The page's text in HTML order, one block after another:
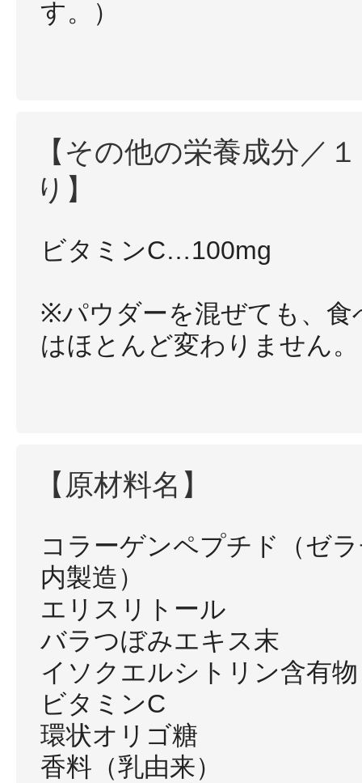
す。）
【その他の栄養成分／
り】
ビタミンC…100mg
※パウダーを混ぜても、食
はほとんど変わりません。
【原材料名】
コラーゲンペプチド（ゼ
内製造）
エリスリトール
バラつぼみエキス末
イソクエルシトリン含有物
ビタミンC
環状オリゴ糖
香料（乳由来）